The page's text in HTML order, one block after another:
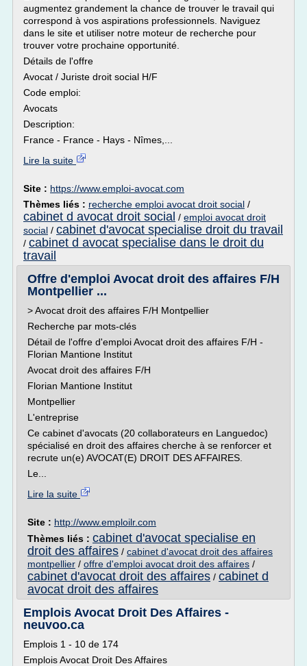
augmentez grandement la chance de trouver le travail qui
correspond à vos aspirations professionnels. Naviguez
dans le site et utiliser notre moteur de recherche pour
trouver votre prochaine opportunité.
Détails de l'offre
Avocat / Juriste droit social H/F
Code emploi:
Avocats
Description:
France - France - Hays - Nîmes,...
Lire la suite
Site : https://www.emploi-avocat.com
Thèmes liés : recherche emploi avocat droit social /
cabinet d avocat droit social / emploi avocat droit
social / cabinet d'avocat specialise droit du travail
/ cabinet d avocat specialise dans le droit du
travail
Offre d'emploi Avocat droit des affaires F/H
Montpellier ...
> Avocat droit des affaires F/H Montpellier
Recherche par mots-clés
Détail de l'offre d'emploi Avocat droit des affaires F/H -
Florian Mantione Institut
Avocat droit des affaires F/H
Florian Mantione Institut
Montpellier
L'entreprise
Ce cabinet d'avocats (20 collaborateurs en Languedoc)
spécialisé en droit des affaires cherche à se renforcer et
recrute un(e) AVOCAT(E) DROIT DES AFFAIRES.
Le...
Lire la suite
Site : http://www.emploilr.com
Thèmes liés : cabinet d'avocat specialise en
droit des affaires / cabinet d'avocat droit des affaires
montpellier / offre d'emploi avocat droit des affaires /
cabinet d'avocat droit des affaires / cabinet d
avocat droit des affaires
Emplois Avocat Droit Des Affaires -
neuvoo.ca
Emplois 1 - 10 de 174
Emplois Avocat Droit Des Affaires